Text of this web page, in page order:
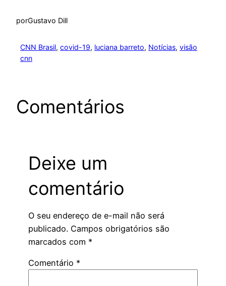
porGustavo Dill
CNN Brasil, covid-19, luciana barreto, Notícias, visão
cnn
Comentários
Deixe um
comentário
O seu endereço de e-mail não será
publicado. Campos obrigatórios são
marcados com *
Comentário *